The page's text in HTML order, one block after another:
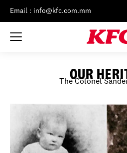
Email : info@kfc.com.mm
OUR
The Colonel